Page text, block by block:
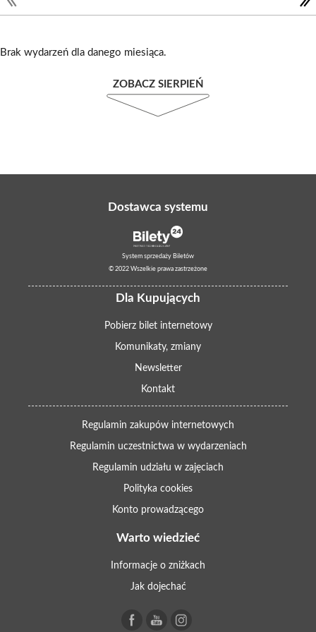
Brak wydarzeń dla danego miesiąca.
ZOBACZ SIERPIEŃ
Dostawca systemu
System sprzedaży Biletów
© 2022 Wszelkie prawa zastrzeżone
Dla Kupujących
Pobierz bilet internetowy
Komunikaty, zmiany
Newsletter
Kontakt
Regulamin zakupów internetowych
Regulamin uczestnictwa w wydarzeniach
Regulamin udziału w zajęciach
Polityka cookies
Konto prowadzącego
Warto wiedzieć
Informacje o zniżkach
Jak dojechać